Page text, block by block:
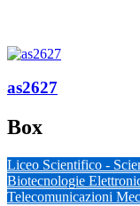
as2627
Box
Liceo Scientifico -
Biotecnologie
Telecomunicazioni